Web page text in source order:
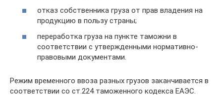
отказ собственника груза от прав владения на
продукцию в пользу страны;
переработка груза на пункте таможни в
соответствии с утвержденными нормативно-
правовыми документами.
Режим временного ввоза разных грузов заканчивается в
соответствии со ст.224 таможенного кодекса ЕАЭС.